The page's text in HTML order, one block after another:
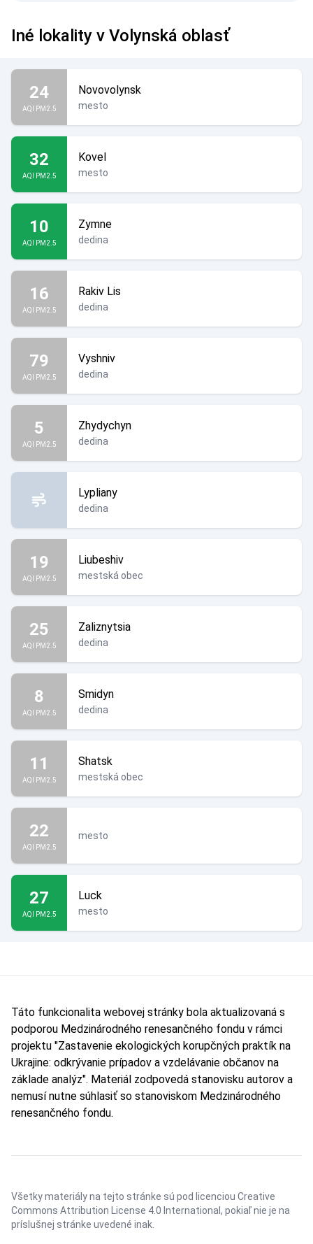
Iné lokality v Volynská oblasť
24
AQI PM2.5
Novovolynsk
mesto
32
AQI PM2.5
Kovel
mesto
10
AQI PM2.5
Zymne
dedina
16
AQI PM2.5
Rakiv Lis
dedina
79
AQI PM2.5
Vyshniv
dedina
5
AQI PM2.5
Zhydychyn
dedina
Lypliany
dedina
19
AQI PM2.5
Liubeshiv
mestská obec
25
AQI PM2.5
Zaliznytsia
dedina
8
AQI PM2.5
Smidyn
dedina
11
AQI PM2.5
Shatsk
mestská obec
22
AQI PM2.5
mesto
27
AQI PM2.5
Luck
mesto
Táto funkcionalita webovej stránky bola aktualizovaná s
podporou Medzinárodného renesančného fondu v rámci
projektu "Zastavenie ekologických korupčných praktík na
Ukrajine: odkrývanie prípadov a vzdelávanie občanov na
základe analýz". Materiál zodpovedá stanovisku autorov a
nemusí nutne súhlasiť so stanoviskom Medzinárodného
renesančného fondu.
Všetky materiály na tejto stránke sú pod licenciou Creative
Commons Attribution License 4.0 International , pokiaľ nie je na
príslušnej stránke uvedené inak.